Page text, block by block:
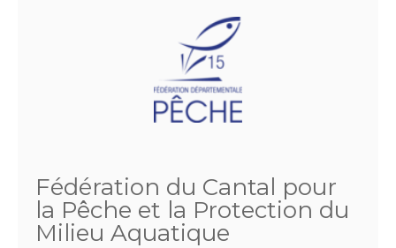
Fédération du Cantal pour
la Pêche et la Protection du
Milieu Aquatique